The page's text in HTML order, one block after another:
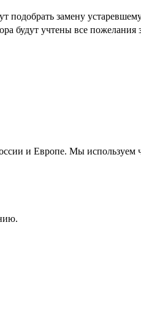
замену
будут учтены все
и Европе. Мы